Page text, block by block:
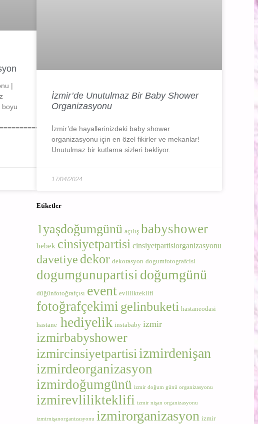
|
boyu
İzmir’de Unutulmaz Bir Baby Shower
Organizasyonu
İzmir’de hayallerinizdeki baby shower
organizasyonu için en özel fikirler ve mekanlar!
Unutulmaz bir kutlama sizleri bekliyor.
17/04/2024
Etiketler
1yaşdoğumgünü açılış babyshower
bebek cinsiyetpartisi cinsiyetpartisiorganizasyonu
davetiye dekor dekorasyon dogumfotografcisi
dogumgunupartisi doğumgünü
düğünfotoğrafçısı event evlilikteklifi
fotoğrafçekimi gelinbuketi hastaneodasi
hastane hediyelik instababy izmir
izmirbabyshower
izmircinsiyetpartisi izmirdenişan
izmirdeorganizasyon
izmirdoğumgünü izmir doğum günü organizasyonu
izmirevlilikteklifi izmir nişan organizasyonu
izmirnişanorganizasyonu izmirorganizasyon izmir